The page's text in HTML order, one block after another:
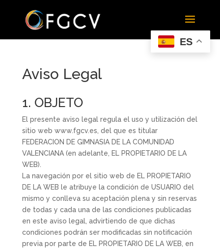
Aviso Legal
1. OBJETO
El presente aviso legal regula el uso y utilización del
sitio web www.fgcv.es, del que es titular
FEDERACION DE GIMNASIA DE LA COMUNIDAD
VALENCIANA (en adelante, EL PROPIETARIO DE LA
WEB).
La navegación por el sitio web de EL PROPIETARIO
DE LA WEB le atribuye la condición de USUARIO del
mismo y conlleva su aceptación plena y sin reservas
de todas y cada una de las condiciones publicadas
en este aviso legal, advirtiendo de que dichas
condiciones podrán ser modificadas sin notificación
previa por parte de EL PROPIETARIO DE LA WEB, en
ES